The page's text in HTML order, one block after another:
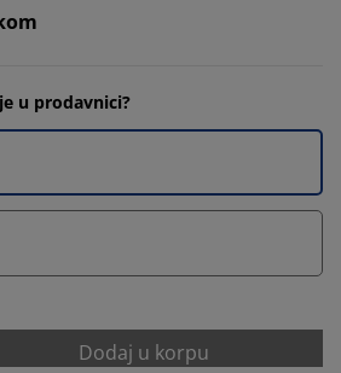
u prodavnici?
Dodaj u korpu